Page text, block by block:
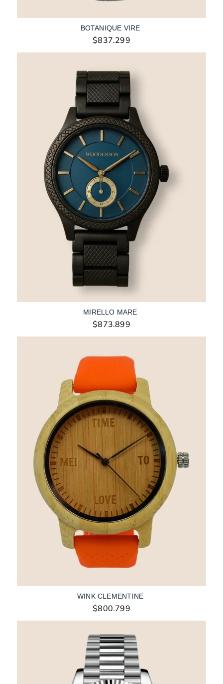
BOTANIQUE VIRE
$837.299
MIRELLO MARE
$873.899
WINK CLEMENTINE
$800.799